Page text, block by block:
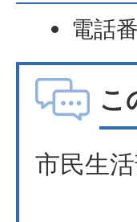
電話
こ
市民生